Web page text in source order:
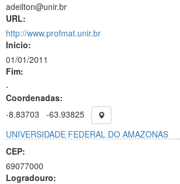
adeilton@unir.br
URL:
http://www.profmat.unir.br
Início:
01/01/2011
Fim:
-
Coordenadas:
-8.83703
-63.93825
UNIVERSIDADE FEDERAL DO AMAZONAS
CEP:
69077000
Logradouro: